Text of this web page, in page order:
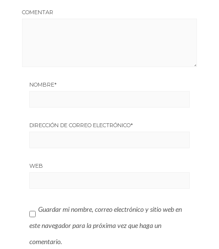
COMENTAR
NOMBRE*
DIRECCIÓN DE CORREO ELECTRÓNICO*
WEB
Guardar mi nombre, correo electrónico y sitio web en
este navegador para la próxima vez que haga un
comentario.